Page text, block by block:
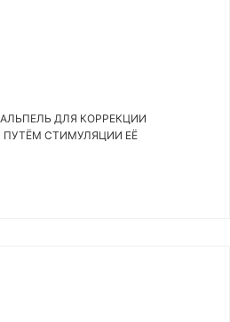
ДЛЯ КОРРЕКЦИИ
СТИМУЛЯЦИИ ЕЁ